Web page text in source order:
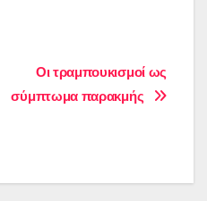
Οι τραμπουκισμοί ως
σύμπτωμα παρακμής